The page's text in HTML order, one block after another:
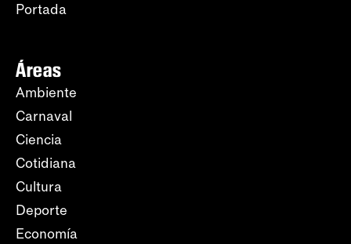
Portada
Áreas
Ambiente
Carnaval
Ciencia
Cotidiana
Cultura
Deporte
Economía